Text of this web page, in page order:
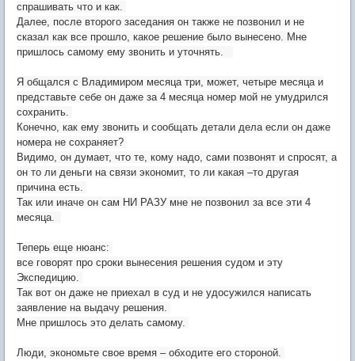
спрашивать что и как.
Далее, после второго заседания он также не позвонил и не
сказал как все прошло, какое решение было вынесено. Мне
пришлось самому ему звонить и уточнять.
Я общался с Владимиром месяца три, может, четыре месяца и
представьте себе он даже за 4 месяца номер мой не умудрился
сохранить.
Конечно, как ему звонить и сообщать детали дела если он даже
номера не сохраняет?
Видимо, он думает, что те, кому надо, сами позвонят и спросят, а
он то ли деньги на связи экономит, то ли какая –то другая
причина есть.
Так или иначе он сам НИ РАЗУ мне не позвонил за все эти 4
месяца.
Теперь еще нюанс:
все говорят про сроки вынесения решения судом и эту
Экспедицию.
Так вот он даже не приехал в суд и не удосужился написать
заявление на выдачу решения.
Мне пришлось это делать самому.
Люди, экономьте свое время – обходите его стороной.